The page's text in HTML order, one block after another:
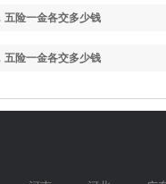
五险一金各交多少钱
五险一金各交多少钱